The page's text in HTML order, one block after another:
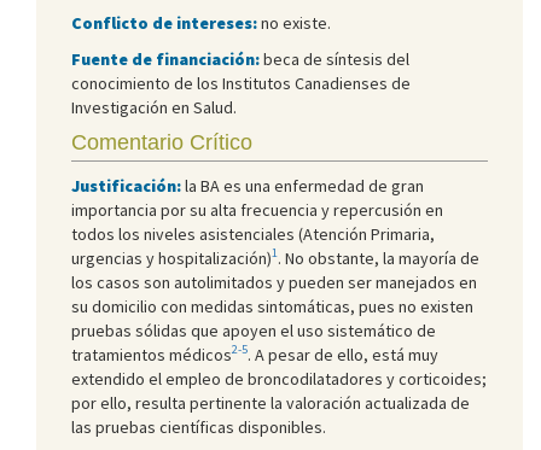
Conflicto de intereses:no existe.
Fuente de financiación:beca de síntesis del
conocimiento de los Institutos Canadienses de
Investigación en Salud.
Comentario Crítico
Justificación:la BA es una enfermedad de gran
importancia por su alta frecuencia y repercusión en
todos los niveles asistenciales (Atención Primaria,
urgencias y hospitalización)1. No obstante, la mayoría de
los casos son autolimitados y pueden ser manejados en
su domicilio con medidas sintomáticas, pues no existen
pruebas sólidas que apoyen el uso sistemático de
tratamientos médicos2-5. A pesar de ello, está muy
extendido el empleo de broncodilatadores y corticoides;
por ello, resulta pertinente la valoración actualizada de
las pruebas científicas disponibles.